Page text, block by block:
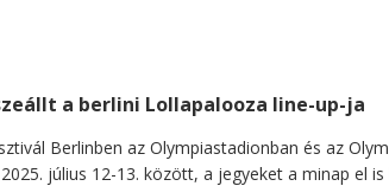
a berlini Lollapalooza line-up-ja
Berlinben az Olympiastadionban és az
július 12-13. között, a jegyeket a minap el is